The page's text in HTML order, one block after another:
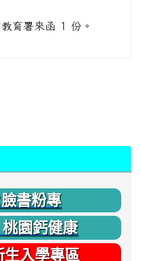
育署來函 1 份。
書粉專
園鈣健康
生入學專區